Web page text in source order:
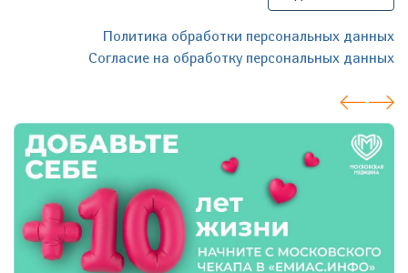
Политика обработки персональных данных
Согласие на обработку персональных данных